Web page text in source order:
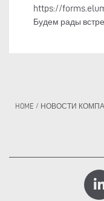
https://
Будем рады
HOME / НОВОСТИ